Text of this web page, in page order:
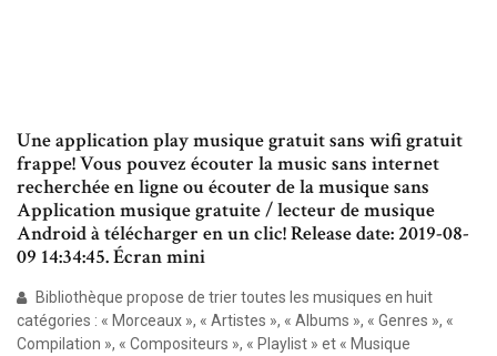
Une application play musique gratuit sans wifi gratuit
frappe! Vous pouvez écouter la music sans internet
recherchée en ligne ou écouter de la musique sans
Application musique gratuite / lecteur de musique
Android à télécharger en un clic! Release date: 2019-08-
09 14:34:45. Écran mini
Bibliothèque propose de trier toutes les musiques en huit
catégories : « Morceaux », « Artistes », « Albums », « Genres », «
Compilation », « Compositeurs », « Playlist » et « Musique